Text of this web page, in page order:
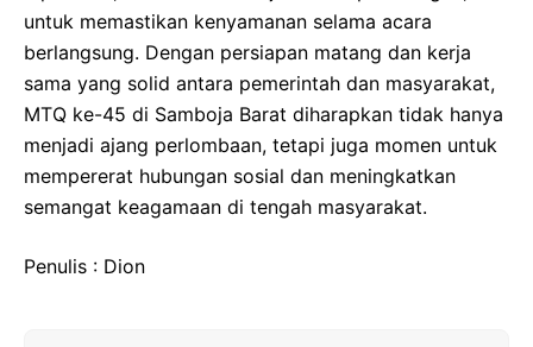
untuk memastikan kenyamanan selama acara
berlangsung. Dengan persiapan matang dan kerja
sama yang solid antara pemerintah dan masyarakat,
MTQ ke-45 di Samboja Barat diharapkan tidak hanya
menjadi ajang perlombaan, tetapi juga momen untuk
mempererat hubungan sosial dan meningkatkan
semangat keagamaan di tengah masyarakat.
Penulis : Dion